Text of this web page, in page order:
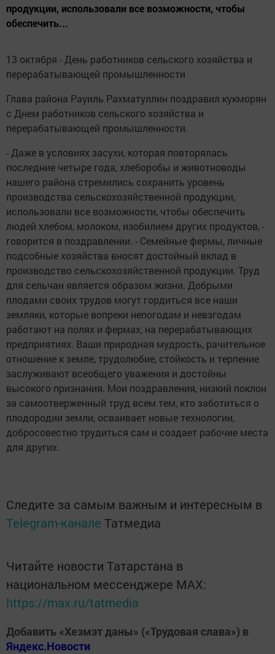
продукции, использовали все возможности, чтобы
обеспечить...
13 октября - День работников сельского хозяйства и
перерабатывающей промышленности
Глава района Рауиль Рахматуллин поздравил кукморян
с Днем работников сельского хозяйства и
перерабатывающей промышленности.
- Даже в условиях засухи, которая повторялась
последние четыре года, хлеборобы и животноводы
нашего района стремились сохранить уровень
производства сельскохозяйственной продукции,
использовали все возможности, чтобы обеспечить
людей хлебом, молоком, изобилием других продуктов, -
говорится в поздравлении. - Семейные фермы, личные
подсобные хозяйства вносят достойный вклад в
производство сельскохозяйственной продукции. Труд
для сельчан является образом жизни. Добрыми
плодами своих трудов могут гордиться все наши
земляки, которые вопреки непогодам и невзгодам
работают на полях и фермах, на перерабатывающих
предприятиях. Ваши природная мудрость, рачительное
отношение к земле, трудолюбие, стойкость и терпение
заслуживают всеобщего уважения и достойны
высокого признания. Мои поздравления, низкий поклон
за самоотверженный труд всем тем, кто заботиться о
плодородии земли, осваивает новые технологии,
добросовестно трудиться сам и создает рабочие места
для других.
Следите за самым важным и интересным в
Telegram-канале Татмедиа
Читайте новости Татарстана в
национальном мессенджере MАХ:
https://max.ru/tatmedia
Добавить «Хезмэт даны» («Трудовая слава») в
Яндекс.Новости